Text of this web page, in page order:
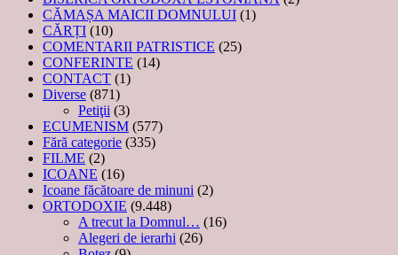
CĂMAȘA MAICII DOMNULUI (1)
CĂRȚI (10)
COMENTARII PATRISTICE (25)
CONFERINTE (14)
CONTACT (1)
Diverse (871)
Petiţii (3)
ECUMENISM (577)
Fără categorie (335)
FILME (2)
ICOANE (16)
Icoane făcătoare de minuni (2)
ORTODOXIE (9.448)
A trecut la Domnul… (16)
Alegeri de ierarhi (26)